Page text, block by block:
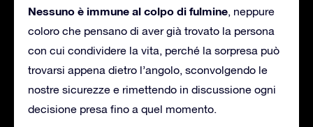
Nessuno è immune al colpo di fulmine, neppure
coloro che pensano di aver già trovato la persona
con cui condividere la vita, perché la sorpresa può
trovarsi appena dietro l’angolo, sconvolgendo le
nostre sicurezze e rimettendo in discussione ogni
decisione presa fino a quel momento.